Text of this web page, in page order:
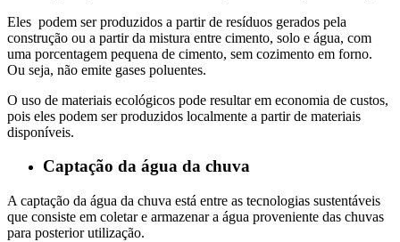
Eles podem ser produzidos a partir de resíduos gerados pela
construção ou a partir da mistura entre cimento, solo e água, com
uma porcentagem pequena de cimento, sem cozimento em forno.
Ou seja, não emite gases poluentes.
O uso de materiais ecológicos pode resultar em economia de custos,
pois eles podem ser produzidos localmente a partir de materiais
disponíveis.
Captação da água da chuva
A captação da água da chuva está entre as tecnologias sustentáveis
que consiste em coletar e armazenar a água proveniente das chuvas
para posterior utilização.